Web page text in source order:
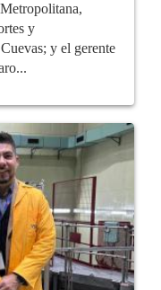
y
y el gerente